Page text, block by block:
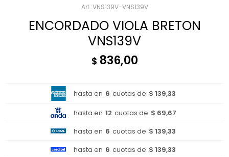
VNS139V-VNS139V
ENCORDADO VIOLA BRETON
VNS139V
$ 836,00
hasta en 6 cuotas de $ 139,33
hasta en 12 cuotas de $ 69,67
hasta en 6 cuotas de $ 139,33
hasta en 6 cuotas de $ 139,33